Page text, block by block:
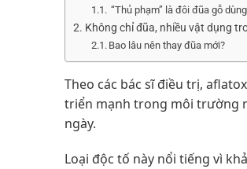
“Thủ phạm” là đôi đũa gỗ
Không chỉ đũa, nhiều vật dụng
Bao lâu nên thay đũa mới?
Theo các bác sĩ điều trị,
triển mạnh trong môi trường
ngày.
Loại độc tố này nổi tiếng vì